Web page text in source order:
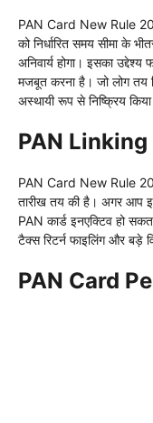
PAN Card New Rule
को निर्धारित समय सीमा के
अनिवार्य होगा। इसका
मजबूत करना है। जो लोग तय
अस्थायी रूप से निष्क्रिय
PAN
PAN Card New Rule
तारीख तय की है। अगर आप
PAN कार्ड इनएक्टिव हो
टैक्स रिटर्न फाइलिंग और बड़े
PAN Card